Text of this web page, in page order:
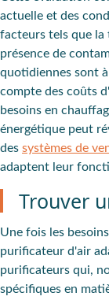
actuelle et des
facteurs tels que la
présence de
quotidiennes sont
compte des coûts
besoins en
énergétique peut
des systèmes de
adaptent leur
Trouver
Une fois les
purificateur d'air
purificateurs qui,
spécifiques en